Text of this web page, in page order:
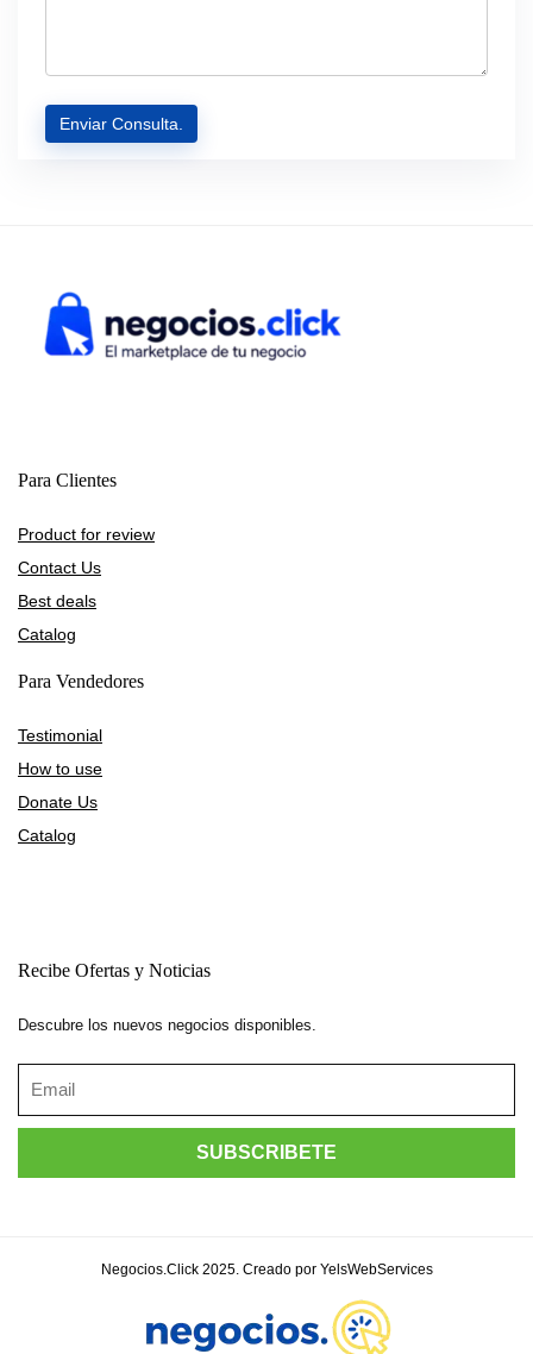
Para Clientes
Product for review
Contact Us
Best deals
Catalog
Para Vendedores
Testimonial
How to use
Donate Us
Catalog
Recibe Ofertas y Noticias
Descubre los nuevos negocios disponibles.
Negocios.Click 2025. Creado por YelsWebServices